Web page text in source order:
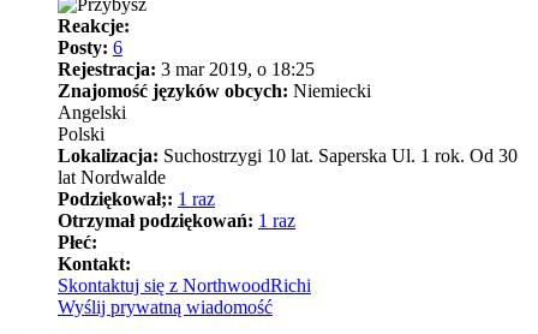
Reakcje:
Posty: 6
Rejestracja: 3 mar 2019, o 18:25
Znajomość języków obcych: Niemiecki
Angelski
Polski
Lokalizacja: Suchostrzygi 10 lat. Saperska Ul. 1 rok. Od 30
lat Nordwalde
Podziękował;: 1 raz
Otrzymał podziękowań: 1 raz
Płeć:
Kontakt:
Skontaktuj się z NorthwoodRichi
Wyślij prywatną wiadomość